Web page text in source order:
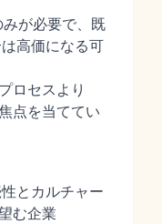
が必要で、既
高価になる可
ロセスより
点を当ててい
とカルチャー
む企業